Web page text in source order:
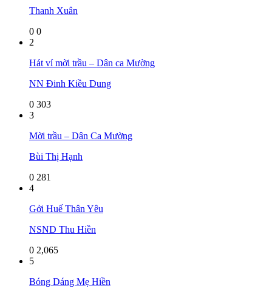
Thanh Xuân
0 0
2
Hát ví mời trầu – Dân ca Mường
NN Đinh Kiều Dung
0 303
3
Mời trầu – Dân Ca Mường
Bùi Thị Hạnh
0 281
4
Gởi Huế Thân Yêu
NSND Thu Hiền
0 2,065
5
Bóng Dáng Mẹ Hiền